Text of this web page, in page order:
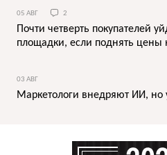
05 АВГ 2
Почти четверть покупателей
площадки, если поднять цены
03 АВГ
Маркетологи внедряют ИИ, но